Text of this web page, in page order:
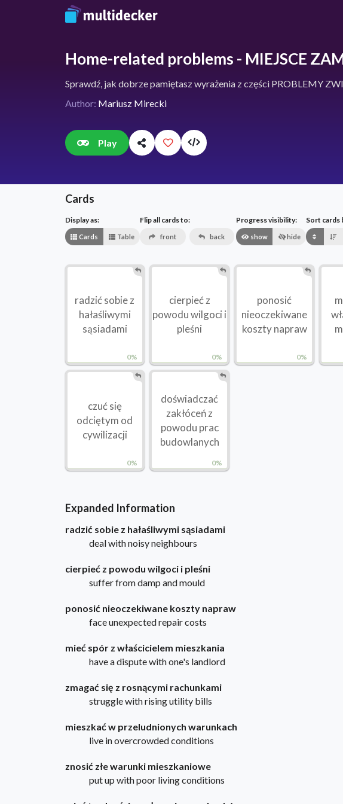
Home-related problems - MIEJSCE
Sprawdź, jak dobrze pamiętasz wyrażenia z części PROBLEMY
Author: Mariusz Mirecki
Play
Cards
Display as:
Cards Table
Flip all cards to:
front back
Progress visibility:
show hide
Sort cards
0%
radzić sobie z
hałaśliwymi
sąsiadami
0%
cierpieć z
powodu wilgoci i
pleśni
0%
ponosić
nieoczekiwane
koszty napraw
0%
czuć się
odciętym od
cywilizacji
0%
doświadczać
zakłóceń z
powodu prac
budowlanych
Expanded Information
radzić sobie z hałaśliwymi sąsiadami
deal with noisy neighbours
cierpieć z powodu wilgoci i pleśni
suffer from damp and mould
ponosić nieoczekiwane koszty napraw
face unexpected repair costs
mieć spór z właścicielem mieszkania
have a dispute with one's landlord
zmagać się z rosnącymi rachunkami
struggle with rising utility bills
mieszkać w przeludnionych warunkach
live in overcrowded conditions
znosić złe warunki mieszkaniowe
put up with poor living conditions